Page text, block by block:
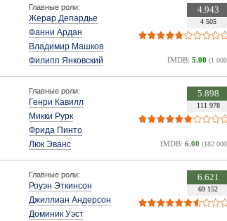
Главные роли:
Жерар Депардье
Фанни Ардан
Владимир Машков
Филипп Янковский
4.943
4 505
IMDB: 5.00 (1
Главные роли:
Генри Кавилл
Микки Рурк
Фрида Пинто
Люк Эванс
5.898
111 978
IMDB: 6.00 (182
Главные роли:
Роуэн Эткинсон
Джиллиан Андерсон
Доминик Уэст
6.621
69 152